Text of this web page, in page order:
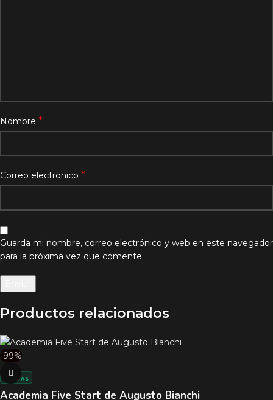
Nombre *
Correo electrónico *
Guarda mi nombre, correo electrónico y web en este navegador
para la próxima vez que comente.
Productos relacionados
-99%
Academia Five Start de Augusto Bianchi
VENTAS